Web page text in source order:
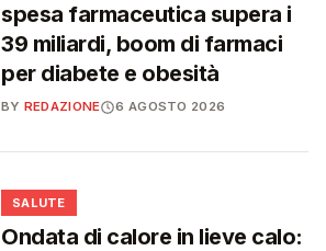
spesa farmaceutica supera i
39 miliardi, boom di farmaci
per diabete e obesità
BY REDAZIONE 6 AGOSTO 2026
SALUTE
Ondata di calore in lieve calo: